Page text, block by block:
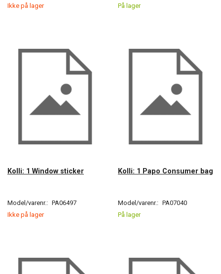
Ikke på lager
På lager
Kolli: 1 Window sticker
Model/varenr.: PA06497
Ikke på lager
Kolli: 1 Papo Consumer bag
Model/varenr.: PA07040
På lager